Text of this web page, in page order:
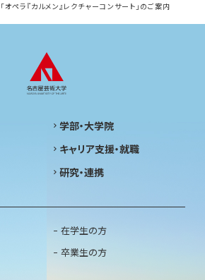
ペラ『カルメン』レクチャーコンサート」のご案内
学部・大学院
キャリア支援・就職
研究・連携
在学生の方
卒業生の方